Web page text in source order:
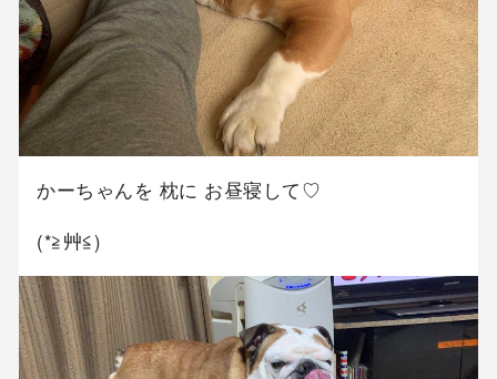
かーちゃんを 枕に お昼寝して♡
(*≧艸≦)